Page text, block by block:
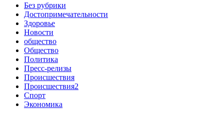
Без рубрики
Достопримечательности
Здоровье
Новости
общество
Общество
Политика
Пресс-релизы
Происшествия
Происшествия2
Спорт
Экономика